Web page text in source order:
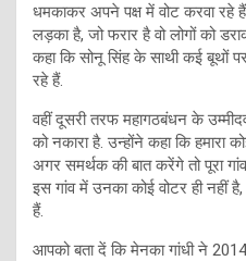
धमकाकर अपने पक्ष में वोट करवा रहे
लड़का है, जो फरार है वो लोगों को
कहा कि सोनू सिंह के साथी कई बूथों
रहे हैं.
वहीं दूसरी तरफ महागठबंधन के
को नकारा है. उन्होंने कहा कि हमारा
अगर समर्थक की बात करेंगे तो पूरा
इस गांव में उनका कोई वोटर ही
हैं.
आपको बता दें कि मेनका गांधी ने